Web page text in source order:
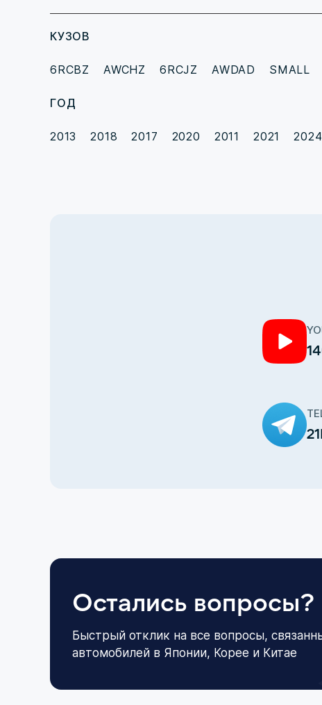
КУЗОВ
6RCBZ AWCHZ 6RCJZ AWDAD SMALL
ГОД
2013 2018 2017 2020 2011 2021 2024
Остались вопросы?
Быстрый отклик на все вопросы,
автомобилей в Японии, Корее и Китае